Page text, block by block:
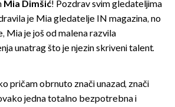
Mia Dimšić! Pozdrav svim gledateljima
je Mia gledatelje IN magazina, no
Mia je još od malena razvila
unatrag što je njezin skriveni talent.
pričam obrnuto znači unazad, znači
jedna totalno bezpotrebna i